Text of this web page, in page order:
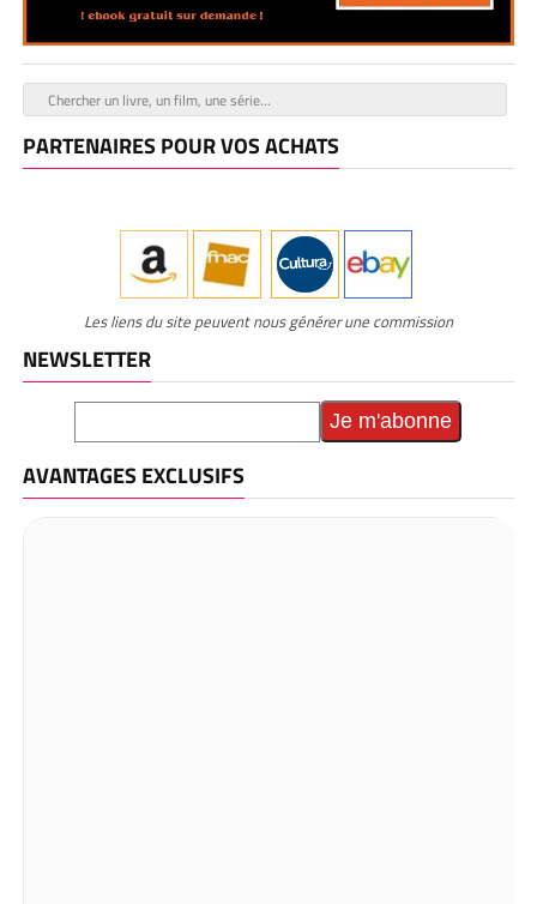
PARTENAIRES POUR VOS ACHATS
Les liens du site peuvent nous générer une commission
NEWSLETTER
AVANTAGES EXCLUSIFS